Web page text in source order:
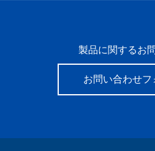
製品に関するお
お問い合わせフ